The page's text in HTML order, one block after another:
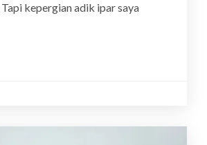
kepergian adik ipar saya